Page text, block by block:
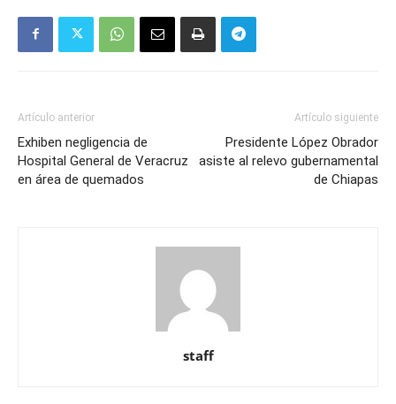
Artículo anterior
Exhiben negligencia de
Hospital General de Veracruz
en área de quemados
Artículo siguiente
Presidente López Obrador
asiste al relevo gubernamental
de Chiapas
staff